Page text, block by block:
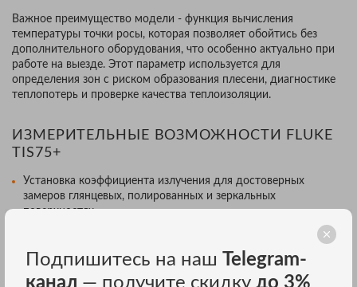
Важное преимущество модели - функция вычисления
температуры точки росы, которая позволяет обойтись без
дополнительного оборудования, что особенно актуально при
работе на выезде. Этот параметр используется для
определения зон с риском образования плесени, диагностике
теплопотерь и проверке качества теплоизоляции.
ИЗМЕРИТЕЛЬНЫЕ ВОЗМОЖНОСТИ FLUKE
TIS75+
Установка коэффициента излучения для достоверных
замеров глянцевых, полированных и зеркальных
поверхностях.
Измерения по пользовательским маркерам и рамкам для
максимально точного определения температуры отдельных
деталей.
IR-Fusion - технология плавного совмещения снимков в
Подпишитесь на наш Telegram-
канал — получите скидку до 3%